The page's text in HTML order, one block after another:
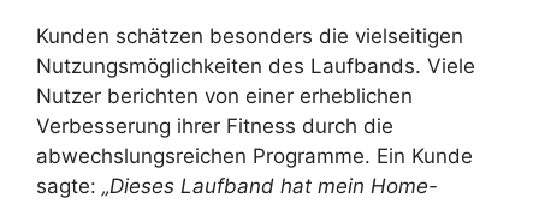
Kunden schätzen besonders die vielseitigen
Nutzungsmöglichkeiten des Laufbands. Viele
Nutzer berichten von einer erheblichen
Verbesserung ihrer Fitness durch die
abwechslungsreichen Programme. Ein Kunde
sagte: „Dieses Laufband hat mein Home-